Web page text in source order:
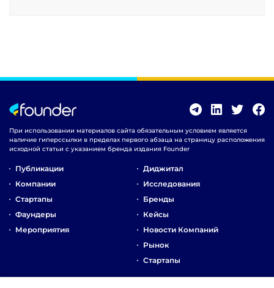
При использовании материалов сайта обязательным условием является
наличие гиперссылки в пределах первого абзаца на страницу расположения
исходной статьи с указанием бренда издания Founder
Публикации
Компании
Стартапы
Фаундеры
Мероприятия
Диджитал
Исследования
Бренды
Кейсы
Новости Компаний
Рынок
Стартапы